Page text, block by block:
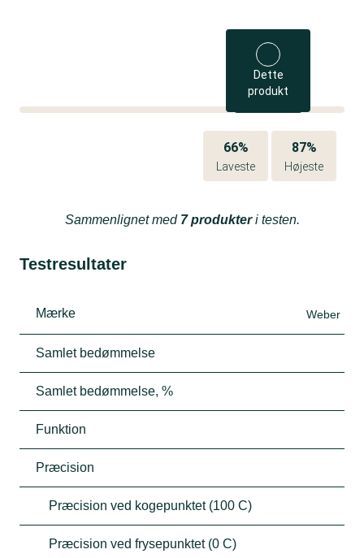
Dette
produkt
66%
Laveste
87%
Højeste
Sammenlignet med 7 produkteri testen.
Testresultater
Mærke Weber
Samlet bedømmelse
Samlet bedømmelse, %
Funktion
Præcision
Præcision ved kogepunktet (100 C)
Præcision ved frysepunktet (0 C)